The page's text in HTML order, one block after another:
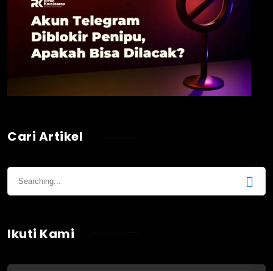
Cari Artikel
Ikuti Kami